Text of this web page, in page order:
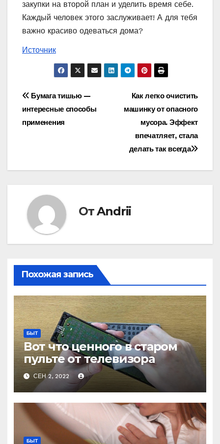
закупки на второй план и уделить время себе.
Каждый человек этого заслуживает! А для тебя
важно красиво одеваться дома?
Источник
Навигация
по
Как легко очистить
машинку от опасного
мусора. Эффект
впечатляет, стала
делать так всегда
Бумага тишью —
интересные способы
применения
ОтAndrii
Похожая запись
БЫТ
Вот что ценного в старом
пульте от телевизора
СЕН 2, 2022
БЫТ